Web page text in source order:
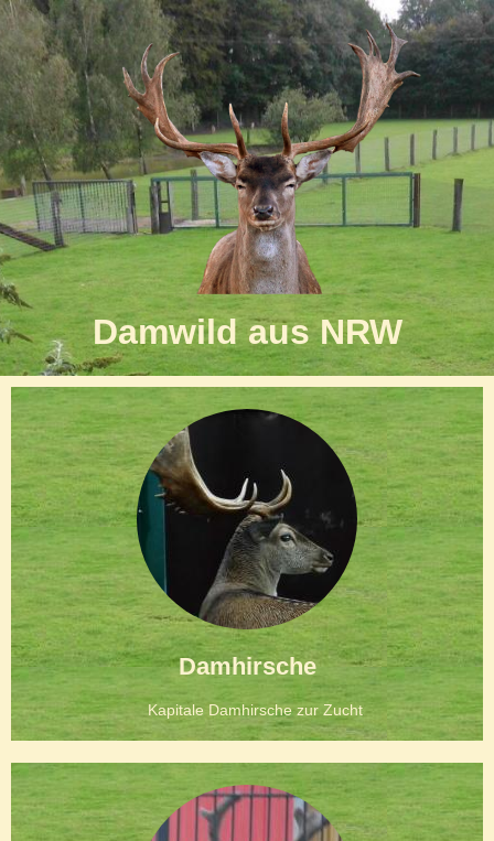
Damwild aus NRW
Damhirsche
Kapitale Damhirsche zur Zucht